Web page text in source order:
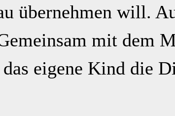
will.
mit dem
eigene Kind die